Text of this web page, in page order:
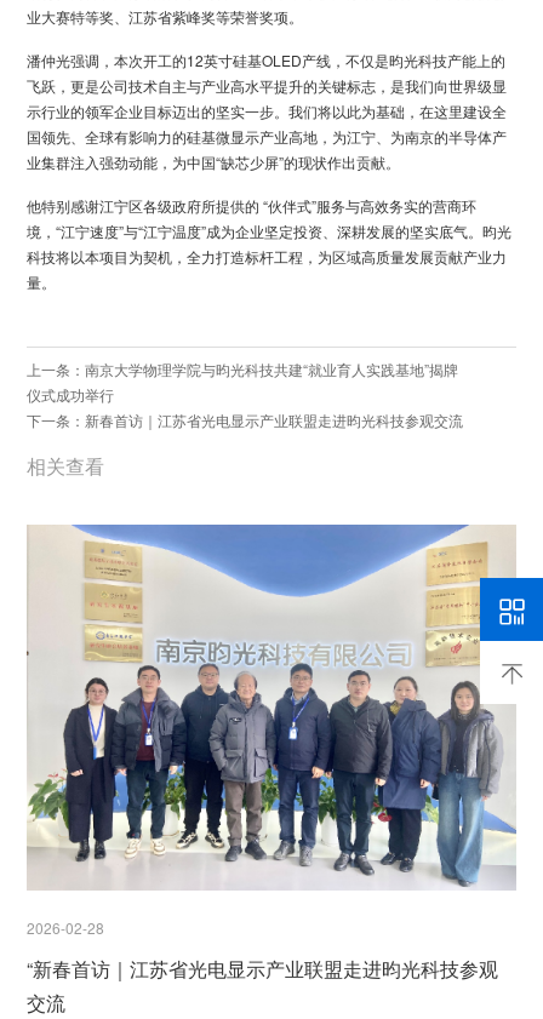
业大赛特等奖、江苏省紫峰奖等荣誉奖项。
潘仲光强调，本次开工的12英寸硅基OLED产线，不仅是昀光科技产能上的
飞跃，更是公司技术自主与产业高水平提升的关键标志，是我们向世界级显
示行业的领军企业目标迈出的坚实一步。我们将以此为基础，在这里建设全
国领先、全球有影响力的硅基微显示产业高地，为江宁、为南京的半导体产
业集群注入强劲动能，为中国“缺芯少屏”的现状作出贡献。
他特别感谢江宁区各级政府所提供的 “伙伴式”服务与高效务实的营商环
境，“江宁速度”与“江宁温度”成为企业坚定投资、深耕发展的坚实底气。昀光
科技将以本项目为契机，全力打造标杆工程，为区域高质量发展贡献产业力
量。
上一条：南京大学物理学院与昀光科技共建“就业育人实践基地”揭牌
仪式成功举行
下一条：新春首访｜江苏省光电显示产业联盟走进昀光科技参观交流
相关查看
2026-02-28
“新春首访｜江苏省光电显示产业联盟走进昀光科技参观
交流